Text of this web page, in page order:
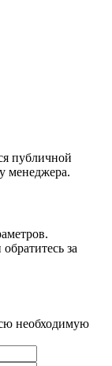
публичной
менеджера.
за
необходимую